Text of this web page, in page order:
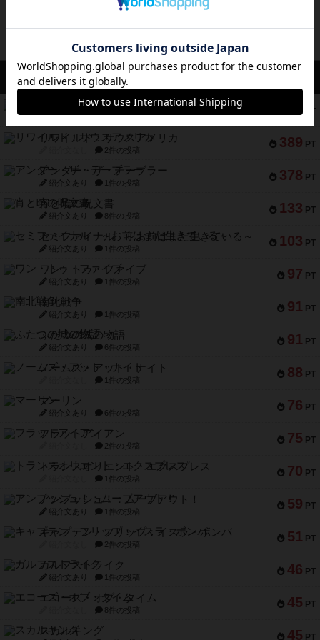
アクセス数 急上昇中
574 PT
無限まちがいさがし
紹介文あり 2件の投稿
389 PT
リワイルド：サウスアメリカ
2件の投稿
378 PT
アンダー・ザ・テーブラー
紹介文あり 1件の投稿
133 PT
宵と暁の呪文書
紹介文あり 8件の投稿
103 PT
セミファイナル ～お前はまだ生きている～
紹介文あり 1件の投稿
97 PT
ワン・トゥ・ファイブ
紹介文あり 1件の投稿
91 PT
南北戦争
紹介文あり 1件の投稿
91 PT
ふたつの城の物語
紹介文あり 6件の投稿
88 PT
ノームズ・アット・ナイト
1件の投稿
76 PT
マーリン
紹介文あり 6件の投稿
75 PT
フラットアイアン
2件の投稿
70 PT
トランスオリエント・エクスプレス
1件の投稿
59 PT
アンブッシュ！：ムーブアウト！
紹介文あり 1件の投稿
51 PT
キャプテン・フリップ：イスラ・ボンバ
2件の投稿
46 PT
ガルフストライク
紹介文あり 1件の投稿
45 PT
エコーズ・オブ・タイム
8件の投稿
45 PT
スカルキング